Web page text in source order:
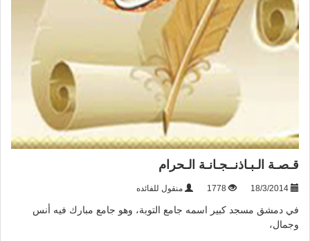
قـصـة الـبـاذنــجـانـة الـحرام
1778 منقول للفائده
في دمشق مسجد كبير اسمه جامع التوبة، وهو جامع مبارك فيه أنس
وجمال،